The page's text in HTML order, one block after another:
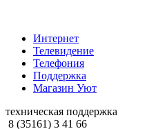
Интернет
Телевидение
Телефония
Поддержка
Магазин Уют
техническая поддержка
8 (35161) 3 41 66